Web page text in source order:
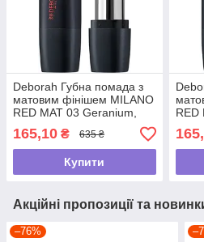
Deborah Губна помада з
матовим фінішем MILANO
RED MAT 03 Geranium,
4.4 г
165,10 ₴ 635 ₴
Купити
RED
4.4 г
Акційні пропозиції та
–76%